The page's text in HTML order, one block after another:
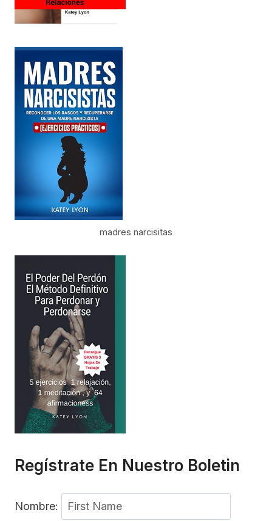
madres narcisitas
Regístrate En Nuestro Boletin
Nombre: